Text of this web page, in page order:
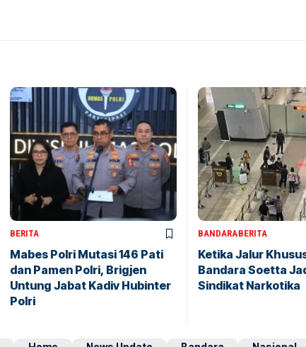
BERITA
Mabes Polri Mutasi 146 Pati
dan Pamen Polri, Brigjen
Untung Jabat Kadiv Hubinter
Polri
BANDARABERITA
Ketika Jalur
Bandara Soetta
Sindikat Narkotika